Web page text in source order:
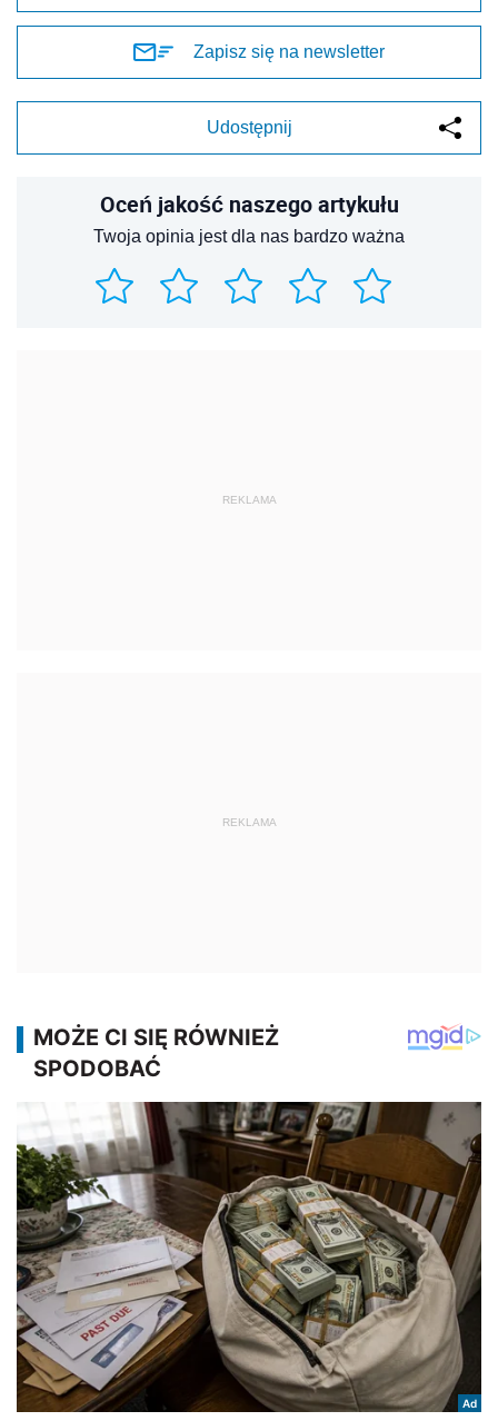
Zapisz się na newsletter
Udostępnij
Oceń jakość naszego artykułu
Twoja opinia jest dla nas bardzo ważna
REKLAMA
REKLAMA